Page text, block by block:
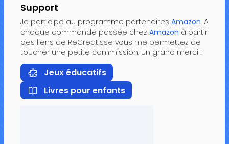
Support
Je participe au programme partenaires Amazon. A
chaque commande passée chez Amazon à partir
des liens de ReCreatisse vous me permettez de
toucher une petite commission. Un grand merci !
Jeux éducatifs
Livres pour enfants